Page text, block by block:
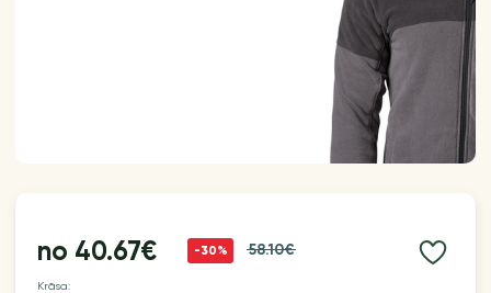
no 40.67€ -30% 58.10€
Krāsa: